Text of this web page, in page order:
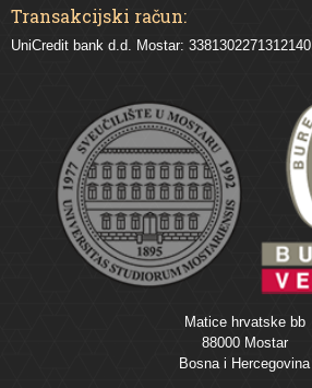
Transakcijski račun:
UniCredit bank d.d. Mostar: 3381302271312140
Matice hrvatske bb
88000 Mostar
Bosna i Hercegovina